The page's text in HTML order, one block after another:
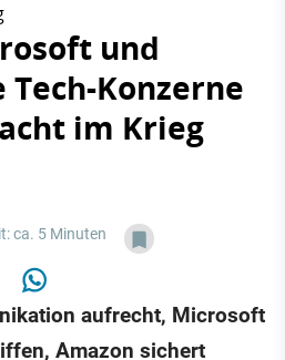
und
Tech-Konzerne
im Krieg
ca. 5 Minuten
aufrecht, Microsoft
Amazon sichert